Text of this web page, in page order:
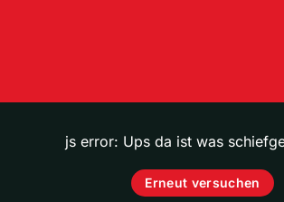
js error: Ups da ist was
Erneut versuchen